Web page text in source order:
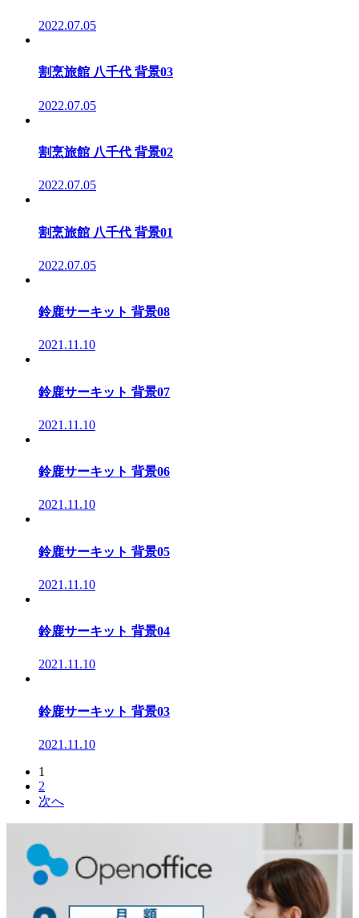
2022.07.05
割烹旅館 八千代 背景03
2022.07.05
割烹旅館 八千代 背景02
2022.07.05
割烹旅館 八千代 背景01
2022.07.05
鈴鹿サーキット 背景08
2021.11.10
鈴鹿サーキット 背景07
2021.11.10
鈴鹿サーキット 背景06
2021.11.10
鈴鹿サーキット 背景05
2021.11.10
鈴鹿サーキット 背景04
2021.11.10
鈴鹿サーキット 背景03
2021.11.10
1
2
次へ